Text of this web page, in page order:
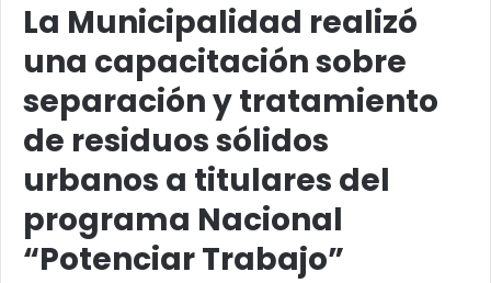
La Municipalidad realizó
una capacitación sobre
separación y tratamiento
de residuos sólidos
urbanos a titulares del
programa Nacional
“Potenciar Trabajo”